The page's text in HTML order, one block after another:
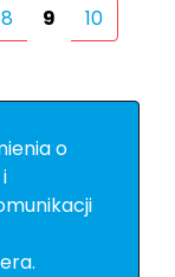
8 9 10
o